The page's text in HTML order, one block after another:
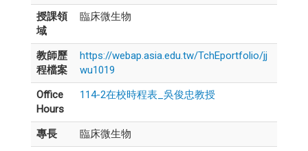
授課領
域
臨床微生物
教師歷
程檔案
https://webap.asia.edu.tw/TchEportfolio/jj
wu1019
Office
Hours
114-2在校時程表_吳俊忠教授
專長
臨床微生物